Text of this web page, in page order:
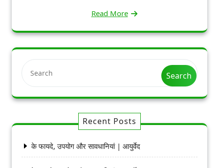
Read More
Search
Recent Posts
के फायदे, उपयोग और सावधानियां | आयुर्वेद